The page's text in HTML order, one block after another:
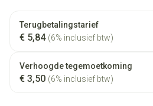
Terugbetalingstarief
€ 5,84 (6% inclusief btw)
Verhoogde tegemoetkoming
€ 3,50 (6% inclusief btw)